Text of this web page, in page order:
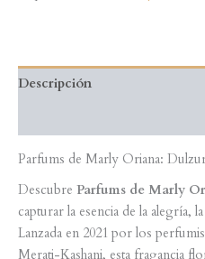
Descripción
Parfums de Marly Oriana:
Descubre Parfums de Marly
capturar la esencia de la alegría,
Lanzada en 2021 por los
Merati-Kashani, esta fragancia